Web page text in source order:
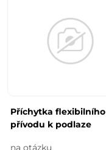
Příchytka flexibilního
přívodu k podlaze
na otázku